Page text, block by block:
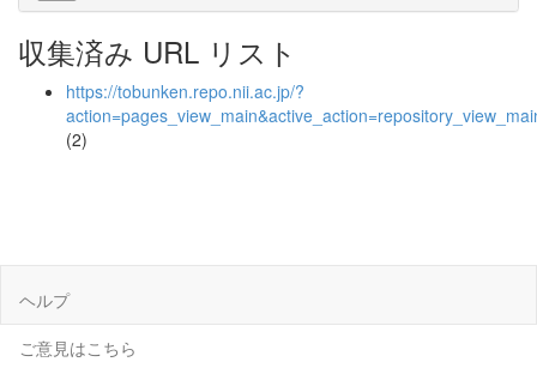
収集済み URL リスト
https://tobunken.repo.nii.ac.jp/?
(2)
ヘルプ
ご意見はこちら